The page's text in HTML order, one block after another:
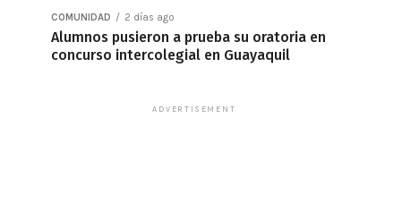
COMUNIDAD 2 días ago
Alumnos pusieron a prueba su oratoria en
concurso intercolegial en Guayaquil
ADVERTISEMENT